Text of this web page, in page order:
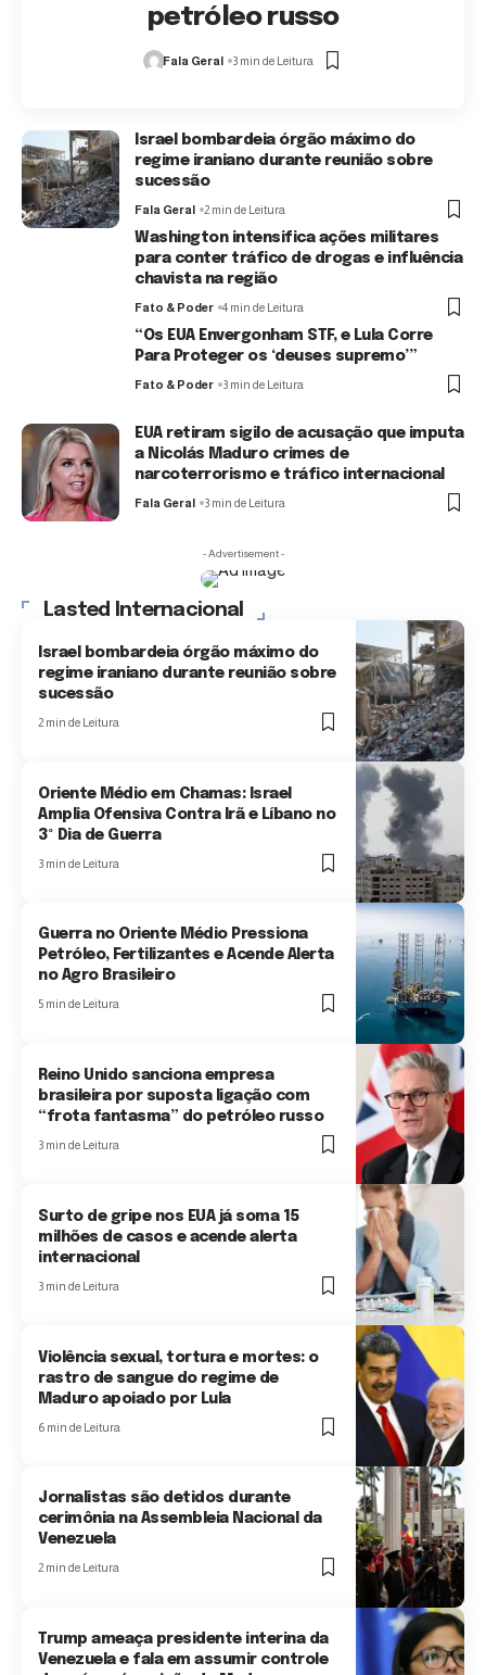
petróleo russo
Fala Geral 3 min de Leitura
Israel bombardeia órgão máximo do
regime iraniano durante reunião sobre
sucessão
Fala Geral 2 min de Leitura
Washington intensifica ações militares
para conter tráfico de drogas e influência
chavista na região
Fato & Poder 4 min de Leitura
“Os EUA Envergonham STF, e Lula Corre
Para Proteger os ‘deuses supremo’”
Fato & Poder 3 min de Leitura
EUA retiram sigilo de acusação que imputa
a Nicolás Maduro crimes de
narcoterrorismo e tráfico internacional
Fala Geral 3 min de Leitura
- Advertisement -
Lasted Internacional
Israel bombardeia órgão máximo do
regime iraniano durante reunião sobre
sucessão
2 min de Leitura
Oriente Médio em Chamas: Israel
Amplia Ofensiva Contra Irã e Líbano no
3º Dia de Guerra
3 min de Leitura
Guerra no Oriente Médio Pressiona
Petróleo, Fertilizantes e Acende Alerta
no Agro Brasileiro
5 min de Leitura
Reino Unido sanciona empresa
brasileira por suposta ligação com
“frota fantasma” do petróleo russo
3 min de Leitura
Surto de gripe nos EUA já soma 15
milhões de casos e acende alerta
internacional
3 min de Leitura
Violência sexual, tortura e mortes: o
rastro de sangue do regime de
Maduro apoiado por Lula
6 min de Leitura
Jornalistas são detidos durante
cerimônia na Assembleia Nacional da
Venezuela
2 min de Leitura
Trump ameaça presidente interina da
Venezuela e fala em assumir controle